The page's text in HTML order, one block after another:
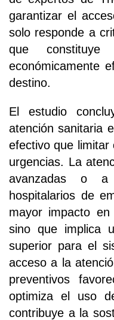
garantizar el
solo responde a
que constituye
económicamente
destino.
El estudio
atención sanitaria
efectivo que limitar
urgencias. La
avanzadas o a
hospitalarios de
mayor impacto
sino que implica
superior para el
acceso a la
preventivos
optimiza el uso
contribuye a la